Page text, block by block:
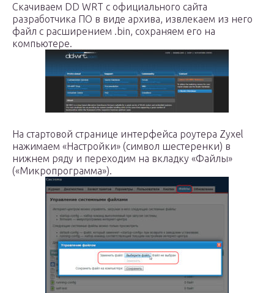
Скачиваем DD WRT с официального сайта
разработчика ПО в виде архива, извлекаем из него
файл с расширением .bin, сохраняем его на
компьютере.
На стартовой странице интерфейса роутера Zyxel
нажимаем «Настройки» (символ шестеренки) в
нижнем ряду и переходим на вкладку «Файлы»
(«Микропрограмма»).